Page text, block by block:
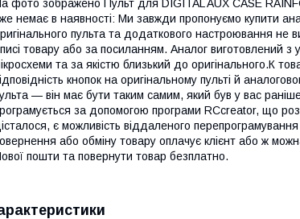
фото зображено Пульт для DIGITAL AUX CASE
немає в наявності: Ми завжди пропонуємо купити
пульта та додаткового настроювання
товару або за посиланням. Аналог виготовлений з
та за якістю близький до оригінального.К
кнопок на оригінальному пульті й
— він має бути таким самим, який був у вас
за допомогою програми RCcreator, що
є можливість віддаленого
або обміну товару оплачує клієнт або ж
пошти та повернути товар безплатно.